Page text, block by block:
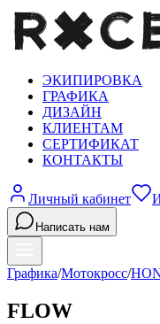
ЭКИПИРОВКА
ГРАФИКА
ДИЗАЙН
КЛИЕНТАМ
СЕРТИФИКАТ
КОНТАКТЫ
Личный кабинет
Написать нам
Графика/Мотокросс/
FLOW